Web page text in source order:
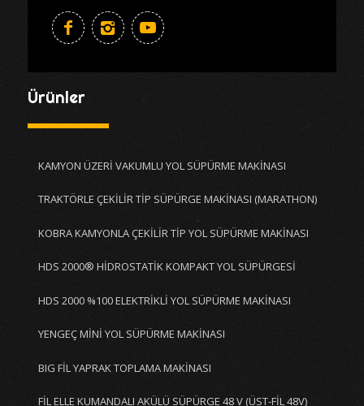
Ürünler
KAMYON ÜZERİ VAKUMLU YOL SÜPÜRME MAKİNASI
TRAKTÖRLE ÇEKİLİR TİP SÜPÜRGE MAKİNASI (MARATHON)
KOBRA KAMYONLA ÇEKİLİR TİP YOL SÜPÜRME MAKİNASI
HDS 2000® HİDROSTATİK KOMPAKT YOL SÜPÜRGESİ
HDS 2000 %100 ELEKTRİKLİ YOL SÜPÜRME MAKİNASI
YENGEÇ MİNİ YOL SÜPÜRME MAKİNASI
BIG FİL YAPRAK TOPLAMA MAKİNASI
FİL ELLE KUMANDALI AKÜLÜ SÜPÜRGE 48 V (ÜST-FİL 48V)